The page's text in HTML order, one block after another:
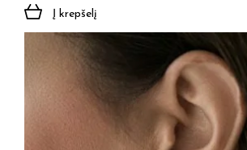
Į krepšelį